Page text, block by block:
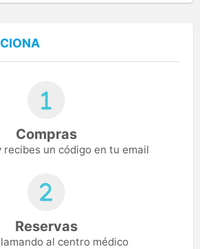
Compras
recibes un código en tu email
Reservas
al centro médico